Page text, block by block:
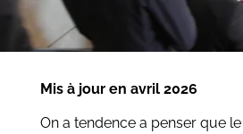
Mis à jour en avril 2026
On a tendence a penser que